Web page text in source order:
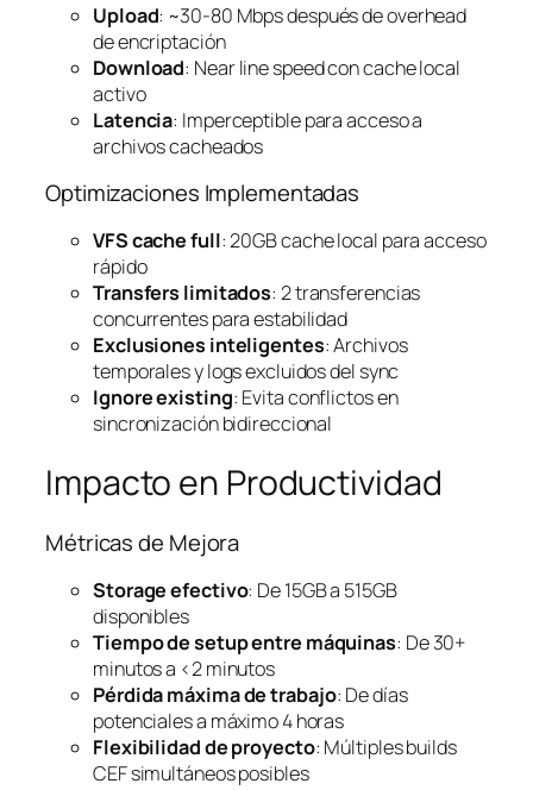
Upload: ~30-80 Mbps después de overhead
de encriptación
Download: Near line speed con cache local
activo
Latencia: Imperceptible para acceso a
archivos cacheados
Optimizaciones Implementadas
VFS cache full: 20GB cache local para acceso
rápido
Transfers limitados: 2 transferencias
concurrentes para estabilidad
Exclusiones inteligentes: Archivos
temporales y logs excluidos del sync
Ignore existing: Evita conflictos en
sincronización bidireccional
Impacto en Productividad
Métricas de Mejora
Storage efectivo: De 15GB a 515GB
disponibles
Tiempo de setup entre máquinas: De 30+
minutos a <2 minutos
Pérdida máxima de trabajo: De días
potenciales a máximo 4 horas
Flexibilidad de proyecto: Múltiples builds
CEF simultáneos posibles